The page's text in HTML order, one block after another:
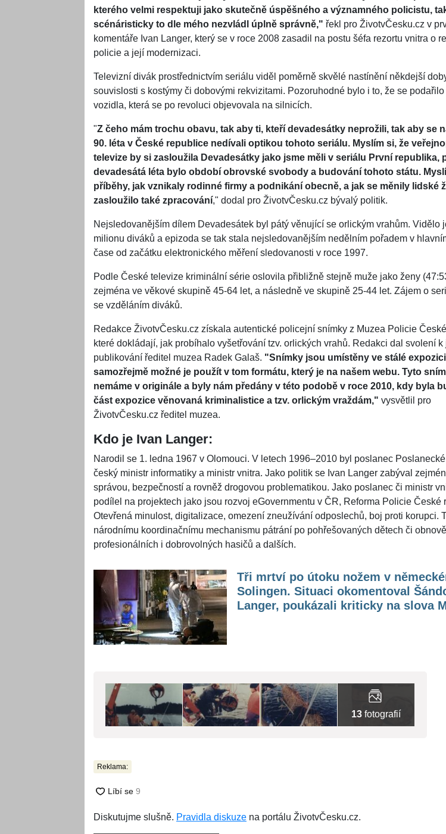
kterého velmi respektuji jako skutečně úspěšného a významného policistu,
scénáristicky to dle mého nezvládl úplně správně," řekl pro ŽivotvČesku.cz v
komentáře Ivan Langer, který se v roce 2008 zasadil na postu šéfa rezortu vnitra o
policie a její modernizaci.
Televizní divák prostřednictvím seriálu viděl poměrně skvělé nastínění někdejší
souvislosti s kostýmy či dobovými rekvizitami. Pozoruhodné bylo i to, že se
vozidla, která se po revoluci objevovala na silnicích.
"Z čeho mám trochu obavu, tak aby ti, kteří devadesátky neprožili, tak aby se
90. léta v České republice nedívali optikou tohoto seriálu. Myslím si, že
televize by si zasloužila Devadesátky jako jsme měli v seriálu První republika,
devadesátá léta bylo období obrovské svobody a budování tohoto státu.
příběhy, jak vznikaly rodinné firmy a podnikání obecně, a jak se měnily lidské
zasloužilo také zpracování," dodal pro ŽivotvČesku.cz bývalý politik.
Nejsledovanějším dílem Devadesátek byl pátý věnující se orlickým vrahům. Vidělo
milionu diváků a epizoda se tak stala nejsledovanějším nedělním pořadem v
čase od začátku elektronického měření sledovanosti v roce 1997.
Podle České televize kriminální série oslovila přibližně stejně muže jako ženy
zejména ve věkové skupině 45-64 let, a následně ve skupině 25-44 let. Zájem o
se vzděláním diváků.
Redakce ŽivotvČesku.cz získala autentické policejní snímky z Muzea Policie
které dokládají, jak probíhalo vyšetřování tzv. orlických vrahů. Redakci dal svolení k
publikování ředitel muzea Radek Galaš. "Snímky jsou umístěny ve stálé
samozřejmě možné je použít v tom formátu, který je na našem webu. Tyto
nemáme v originále a byly nám předány v této podobě v roce 2010, kdy byla
část expozice věnovaná kriminalistice a tzv. orlickým vraždám," vysvětlil pro
ŽivotvČesku.cz ředitel muzea.
Kdo je Ivan Langer:
Narodil se 1. ledna 1967 v Olomouci. V letech 1996–2010 byl poslanec
český ministr informatiky a ministr vnitra. Jako politik se Ivan Langer zabýval
správou, bezpečností a rovněž drogovou problematikou. Jako poslanec či ministr
podílel na projektech jako jsou rozvoj eGovernmentu v ČR, Reforma Policie České
Otevřená minulost, digitalizace, omezení zneužívání odposlechů, boj proti korupci.
národnímu koordinačnímu mechanismu pátrání po pohřešovaných dětech či
profesionálních i dobrovolných hasičů a dalších.
Tři mrtví po útoku nožem v
Solingen. Situaci okomentoval
Langer, poukázali kriticky na slova
13 fotografií
Reklama:
Diskutujme slušně. Pravidla diskuze na portálu ŽivotvČesku.cz.